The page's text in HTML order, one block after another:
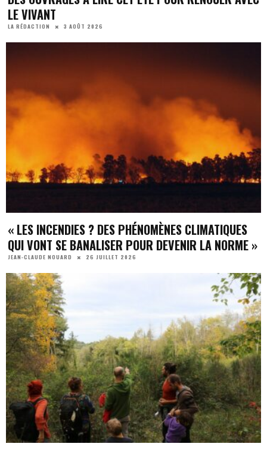
LE VIVANT
LA RÉDACTION 3 AOÛT 2026
« LES INCENDIES ? DES PHÉNOMÈNES CLIMATIQUES
QUI VONT SE BANALISER POUR DEVENIR LA NORME »
JEAN-CLAUDE NOUARD 26 JUILLET 2026